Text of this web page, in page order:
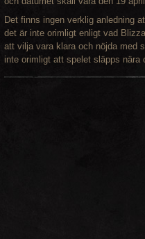
Det finns ingen verklig anledning
det är inte orimligt enligt vad
att vilja vara klara och nöjda med
inte orimligt att spelet släpps nära